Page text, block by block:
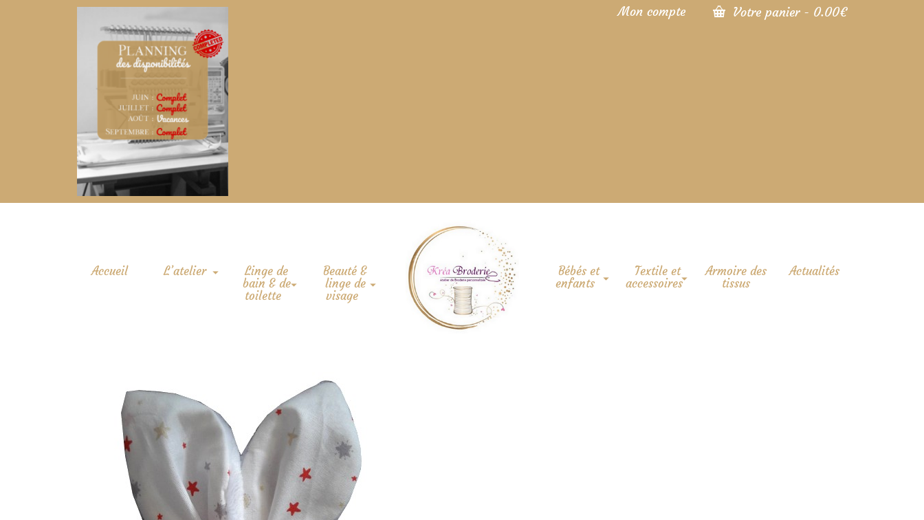
Mon compte Votre panier - 0.00€
Accueil L’atelier
Linge de
bain & de
toilette
Beauté &
linge de
visage
Bébés et
enfants
Textile et
accessoires
Armoire des
tissus
Actualités